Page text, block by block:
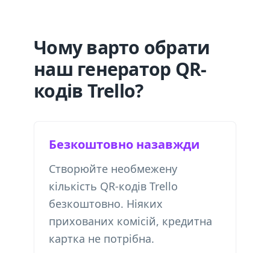
Чому варто обрати
наш генератор QR-
кодів Trello?
Безкоштовно назавжди
Створюйте необмежену
кількість QR-кодів Trello
безкоштовно. Ніяких
прихованих комісій, кредитна
картка не потрібна.